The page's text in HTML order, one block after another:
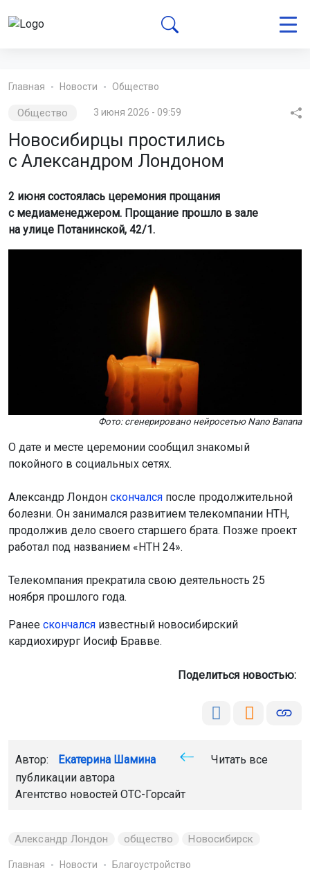
Главная Новости Общество
Общество 3 июня 2026 - 09:59
Новосибирцы простились
с Александром Лондоном
2 июня состоялась церемония прощания
с медиаменеджером. Прощание прошло в зале
на улице Потанинской, 42/1.
Фото: сгенерировано нейросетью Nano Banana
О дате и месте церемонии сообщил знакомый
покойного в социальных сетях.
Александр Лондон скончался после продолжительной
болезни. Он занимался развитием телекомпании НТН,
продолжив дело своего старшего брата. Позже проект
работал под названием «НТН 24».
Телекомпания прекратила свою деятельность 25
ноября прошлого года.
Ранее скончался известный новосибирский
кардиохирург Иосиф Бравве.
Поделиться новостью:
Автор: Екатерина Шамина
Читать все
публикации автора
Агентство новостей ОТС-Горсайт
Александр Лондон общество Новосибирск
Главная Новости Благоустройство